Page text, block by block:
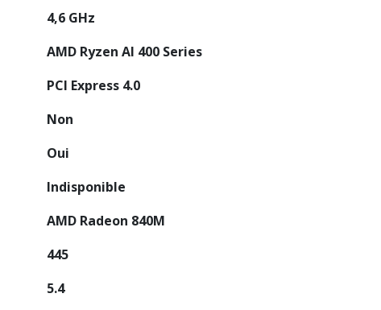
4,6 GHz
AMD Ryzen AI 400 Series
PCI Express 4.0
Non
Oui
Indisponible
AMD Radeon 840M
445
5.4